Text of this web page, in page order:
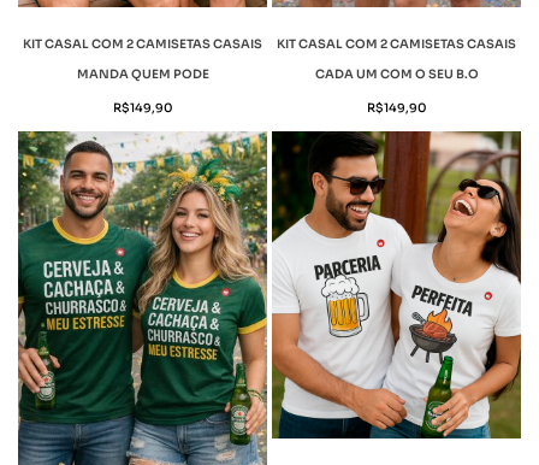
KIT CASAL COM 2 CAMISETAS CASAIS
MANDA QUEM PODE
R$149,90
KIT CASAL COM 2 CAMISETAS CASAIS
CADA UM COM O SEU B.O
R$149,90